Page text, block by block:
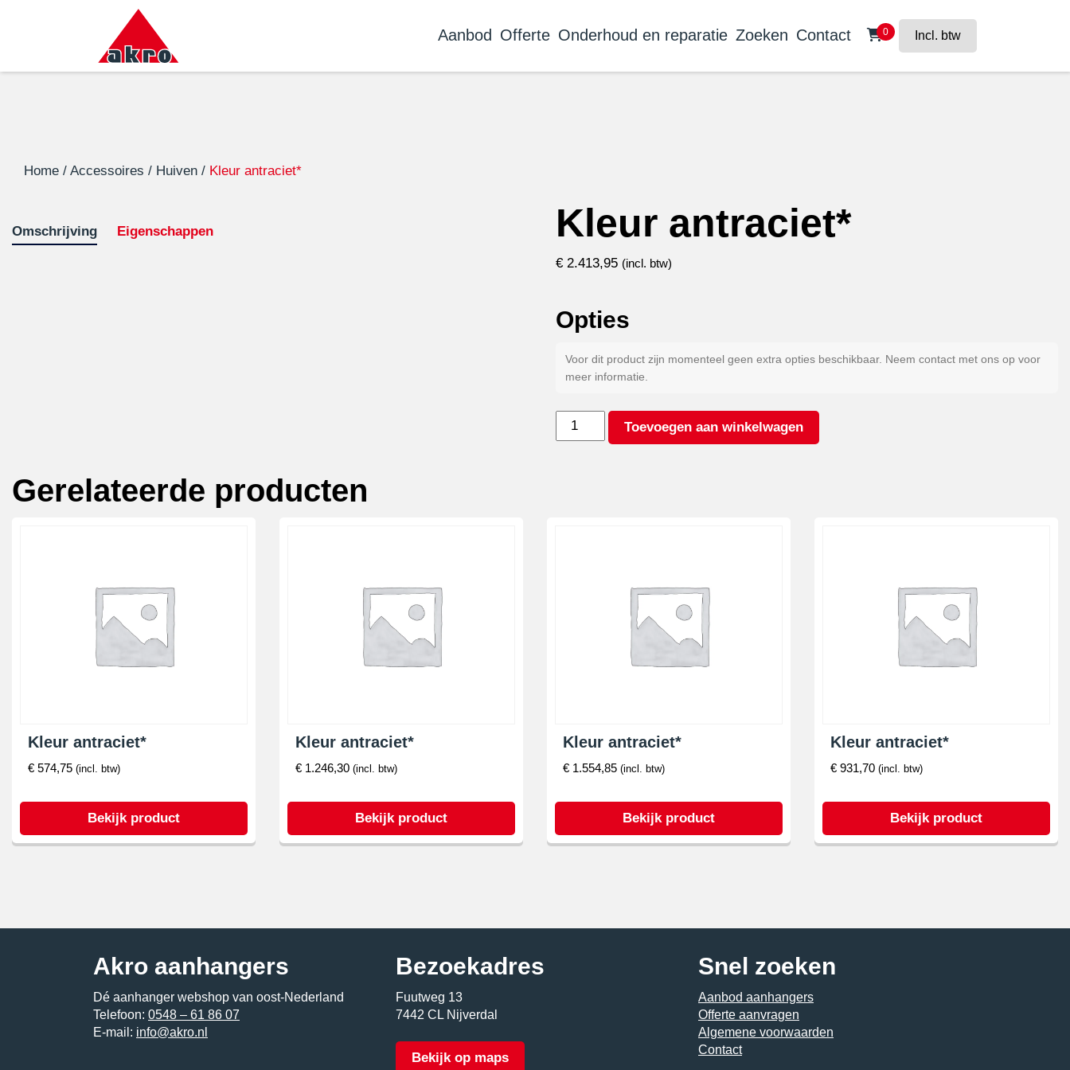
Aanbod Offerte Onderhoud en reparatie Zoeken Contact 0 Incl. btw
Home / Accessoires / Huiven / Kleur antraciet*
Omschrijving Eigenschappen Kleur antraciet*
€ 2.413,95 (incl. btw)
Opties
Voor dit product zijn momenteel geen extra opties beschikbaar. Neem contact met ons op voor
meer informatie.
Kleur
Toevoegen aan winkelwagen
Gerelateerde producten
Kleur antraciet*
€ 574,75 (incl. btw)
Bekijk product
Kleur antraciet*
€ 1.246,30 (incl. btw)
Bekijk product
Kleur antraciet*
€ 1.554,85 (incl. btw)
Bekijk product
Kleur antraciet*
€ 931,70 (incl. btw)
Bekijk product
Akro aanhangers
Dé aanhanger webshop van oost-Nederland
Telefoon: 0548 – 61 86 07
E-mail: info@akro.nl
Bezoekadres
Fuutweg 13
7442 CL Nijverdal
Bekijk op maps
Snel zoeken
Aanbod aanhangers
Offerte aanvragen
Algemene voorwaarden
Contact